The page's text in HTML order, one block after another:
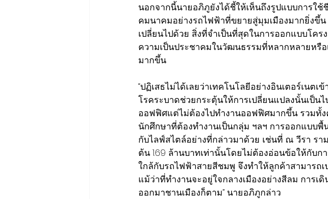
นอกจากนี้นายอภิภูยังได้ชี้ให้เห็นถึงรูปแบบการใช้
คมนาคมอย่างรถไฟฟ้าที่ขยายสู่มุมเมืองมากยิ่งขึ้
เปลี่ยนไปด้วย สิ่งที่จำเป็นที่สุดในการออกแบบโคร
ความเป็นประชาคมในวัฒนธรรมที่หลากหลายหรื
มากขึ้น
“ปฏิเสธไม่ได้เลยว่าเทคโนโลยีอย่างอินเตอร์เนต
โรคระบาดช่วยกระตุ้นให้การเปลี่ยนแปลงนั้นเป็น
ออฟฟิศแต่ไม่ต้องไปทำงานออฟฟิศมากขึ้น รวมทั้
นักศึกษาที่ต้องทำงานเป็นกลุ่ม ฯลฯ การออกแบบ
กับไลฟ์สไตล์อย่างที่กล่าวมาด้วย เช่นที่ ณ วีรา รา
ต้น 1.69 ล้านบาทเท่านั้นโดยไม่ต้องอ่อนข้อให้กับก
ใกล้กับรถไฟฟ้าสายสีชมพู จึงทำให้ลูกค้าสามารถ
แม้ว่าที่ทำงานจะอยู่ใจกลางเมืองอย่างสีลม การ
ออกมาชานเมืองก็ตาม” นายอภิภูกล่าว